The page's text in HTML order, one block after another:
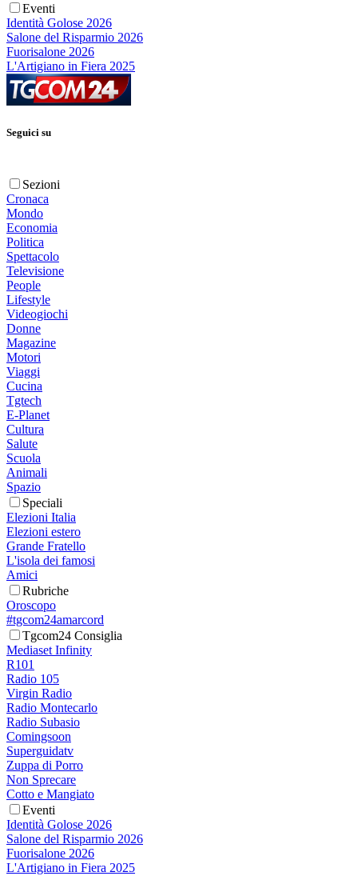
Eventi
Identità Golose 2026
Salone del Risparmio 2026
Fuorisalone 2026
L'Artigiano in Fiera 2025
Seguici su
Sezioni
Cronaca
Mondo
Economia
Politica
Spettacolo
Televisione
People
Lifestyle
Videogiochi
Donne
Magazine
Motori
Viaggi
Cucina
Tgtech
E-Planet
Cultura
Salute
Scuola
Animali
Spazio
Speciali
Elezioni Italia
Elezioni estero
Grande Fratello
L'isola dei famosi
Amici
Rubriche
Oroscopo
#tgcom24amarcord
Tgcom24 Consiglia
Mediaset Infinity
R101
Radio 105
Virgin Radio
Radio Montecarlo
Radio Subasio
Comingsoon
Superguidatv
Zuppa di Porro
Non Sprecare
Cotto e Mangiato
Eventi
Identità Golose 2026
Salone del Risparmio 2026
Fuorisalone 2026
L'Artigiano in Fiera 2025